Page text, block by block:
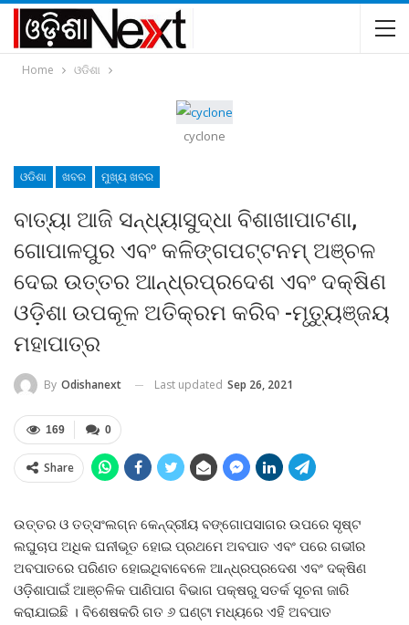
Home ଓଡିଶା
cyclone
ଓଡିଶା ଖବର ମୁଖ୍ୟ ଖବର
ବାତ୍ୟା ଆଜି ସନ୍ଧ୍ୟାସୁଦ୍ଧା ବିଶାଖାପାଟଣା,
ଗୋପାଳପୁର ଏବଂ କଳିଙ୍ଗପଟ୍ଟନମ୍‍ ଅଞ୍ଚଳ
ଦେଇ ଉତ୍ତର ଆନ୍ଧ୍ରପ୍ରଦେଶ ଏବଂ ଦକ୍ଷିଣ
ଓଡ଼ିଶା ଉପକୂଳ ଅତିକ୍ରମ କରିବ -ମୃତ୍ୟୁଞ୍ଜୟ
ମହାପାତ୍ର
By Odishanext Last updated Sep 26, 2021
0
169
Share
ଉତ୍ତର ଓ ତତ୍‍ସଂଲଗ୍ନ କେନ୍ଦ୍ରୀୟ ବଙ୍ଗୋପସାଗର ଉପରେ ସୃଷ୍ଟ
ଲଘୁଚାପ ଅଧିକ ଘନୀଭୂତ ହୋଇ ପ୍ରଥମେ ଅବପାତ ଏବଂ ପରେ ଗଭୀର
ଅବପାତରେ ପରିଣତ ହୋଇଥିବାବେଳେ ଆନ୍ଧ୍ରପ୍ରଦେଶ ଏବଂ ଦକ୍ଷିଣ
ଓଡ଼ିଶାପାଇଁ ଆଞ୍ଚଳିକ ପାଣିପାଗ ବିଭାଗ ପକ୍ଷରୁ ସତର୍କ ସୂଚନା ଜାରି
କରାଯାଇଛି । ବିଶେଷକରି ଗତ ୬ ଘଣ୍ଟା ମଧ୍ୟରେ ଏହି ଅବପାତ